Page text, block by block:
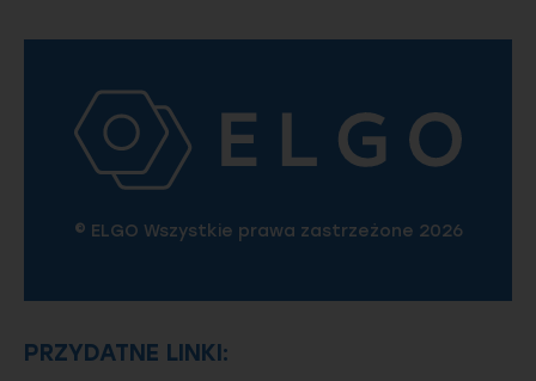
© ELGO Wszystkie prawa zastrzeżone 2026
PRZYDATNE LINKI: